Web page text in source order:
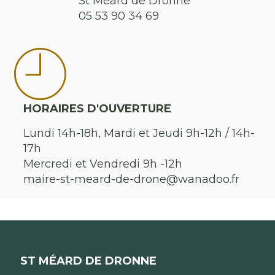
05 53 90 34 69
HORAIRES D'OUVERTURE
Lundi 14h-18h, Mardi et Jeudi 9h-12h / 14h-
17h
Mercredi et Vendredi 9h -12h
maire-st-meard-de-drone@wanadoo.fr
ST MÉARD DE DRONNE